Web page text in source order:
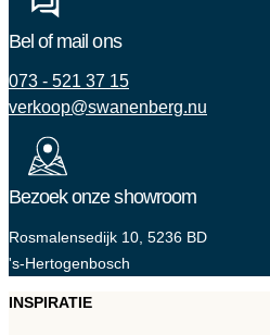
Bel of mail ons
073 - 521 37 15
verkoop@swanenberg.nu
Bezoek onze showroom
Rosmalensedijk 10, 5236 BD
's-Hertogenbosch
INSPIRATIE